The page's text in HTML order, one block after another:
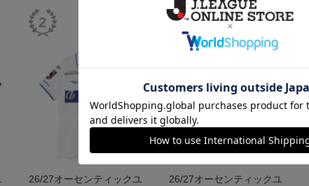
26/27オーセンティックユ
26/27オーセンティックユ